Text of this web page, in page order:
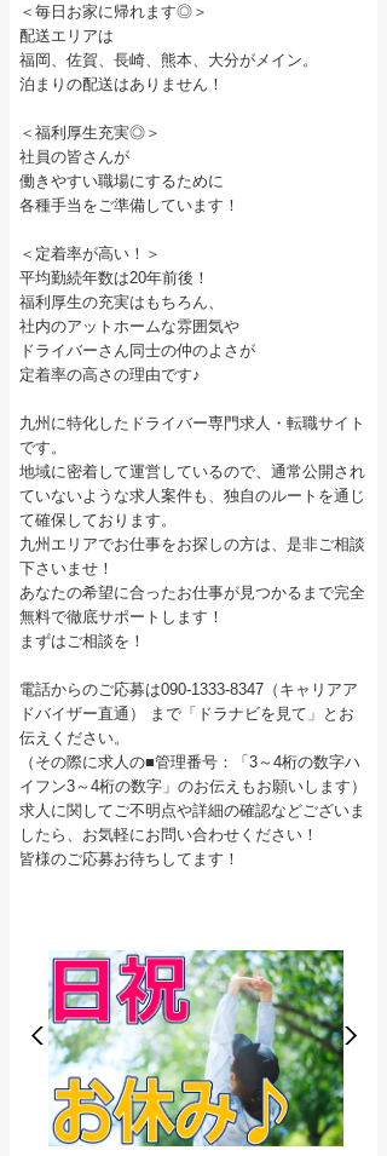
＜毎日お家に帰れます◎＞
配送エリアは
福岡、佐賀、長崎、熊本、大分がメイン。
泊まりの配送はありません！
＜福利厚生充実◎＞
社員の皆さんが
働きやすい職場にするために
各種手当をご準備しています！
＜定着率が高い！＞
平均勤続年数は20年前後！
福利厚生の充実はもちろん、
社内のアットホームな雰囲気や
ドライバーさん同士の仲のよさが
定着率の高さの理由です♪
九州に特化したドライバー専門求人・転職サイト
です。
地域に密着して運営しているので、通常公開され
ていないような求人案件も、独自のルートを通じ
て確保しております。
九州エリアでお仕事をお探しの方は、是非ご相談
下さいませ！
あなたの希望に合ったお仕事が見つかるまで完全
無料で徹底サポートします！
まずはご相談を！
電話からのご応募は090-1333-8347（キャリアア
ドバイザー直通） まで「ドラナビを見て」とお
伝えください。
（その際に求人の■管理番号：「3～4桁の数字ハ
イフン3～4桁の数字」のお伝えもお願いします）
求人に関してご不明点や詳細の確認などございま
したら、お気軽にお問い合わせください！
皆様のご応募お待ちしてます！